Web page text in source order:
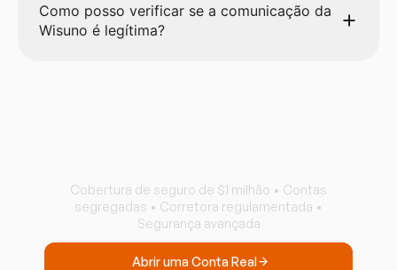
Como posso verificar se a comunicação da
Wisuno é legítima?
Cobertura de seguro de $1 milhão • Contas
segregadas • Corretora regulamentada •
Segurança avançada
Abrir uma Conta Real